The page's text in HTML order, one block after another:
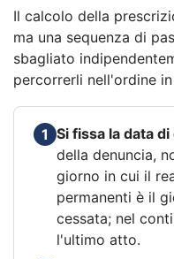
Il calcolo della
ma una sequenza di
sbagliato
percorrerli nell'ordine
1 Si fissa la data
della denuncia,
giorno in cui il
permanenti è il
cessata; nel
l'ultimo atto.